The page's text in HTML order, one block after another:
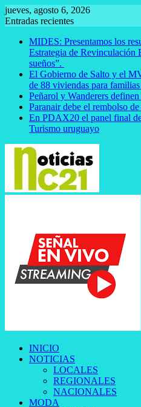
Saltar
al
jueves, agosto 6, 2026
Entradas recientes
MIDES: Presentamos los
Estrategia de Revinculación
sueños”.
El Gobierno de Salto y el
de 88 viviendas para
Peñarol y Wanderers
Paranair debe el rembolso
En PDAX20 el panel final
Turismo uruguayo
INICIO
NOTICIAS
LOCALES
REGIONALES
NACIONALES
MODA